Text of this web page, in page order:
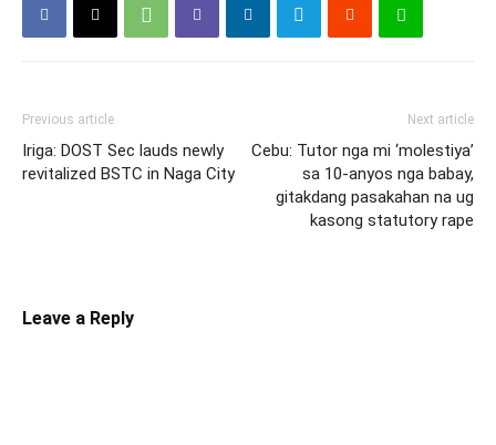
Previous article
Iriga: DOST Sec lauds newly
revitalized BSTC in Naga City
Next article
Cebu: Tutor nga mi ‘molestiya’
sa 10-anyos nga babay,
gitakdang pasakahan na ug
kasong statutory rape
Leave a Reply